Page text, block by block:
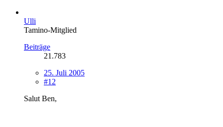
Ulli
Tamino-Mitglied
Beiträge
21.783
25. Juli 2005
#12
Salut Ben,